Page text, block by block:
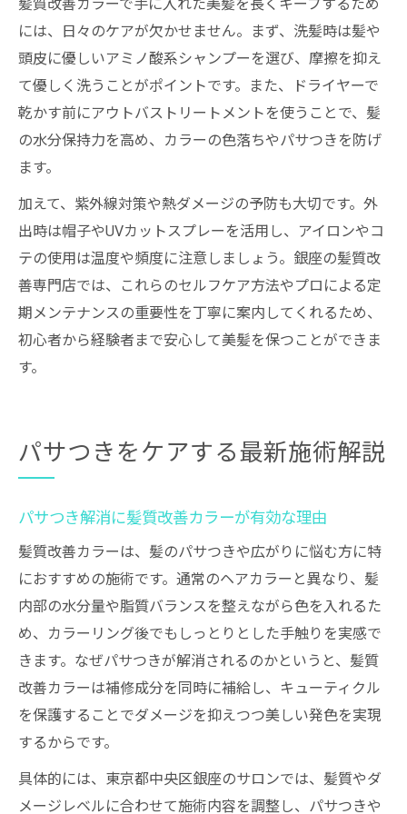
髪質改善カラーで手に入れた美髪を長くキープするため
には、日々のケアが欠かせません。まず、洗髪時は髪や
頭皮に優しいアミノ酸系シャンプーを選び、摩擦を抑え
て優しく洗うことがポイントです。また、ドライヤーで
乾かす前にアウトバストリートメントを使うことで、髪
の水分保持力を高め、カラーの色落ちやパサつきを防げ
ます。
加えて、紫外線対策や熱ダメージの予防も大切です。外
出時は帽子やUVカットスプレーを活用し、アイロンやコ
テの使用は温度や頻度に注意しましょう。銀座の髪質改
善専門店では、これらのセルフケア方法やプロによる定
期メンテナンスの重要性を丁寧に案内してくれるため、
初心者から経験者まで安心して美髪を保つことができま
す。
パサつきをケアする最新施術解説
パサつき解消に髪質改善カラーが有効な理由
髪質改善カラーは、髪のパサつきや広がりに悩む方に特
におすすめの施術です。通常のヘアカラーと異なり、髪
内部の水分量や脂質バランスを整えながら色を入れるた
め、カラーリング後でもしっとりとした手触りを実感で
きます。なぜパサつきが解消されるのかというと、髪質
改善カラーは補修成分を同時に補給し、キューティクル
を保護することでダメージを抑えつつ美しい発色を実現
するからです。
具体的には、東京都中央区銀座のサロンでは、髪質やダ
メージレベルに合わせて施術内容を調整し、パサつきや